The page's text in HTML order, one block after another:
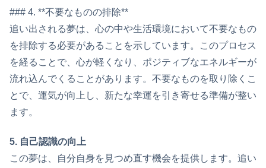
### 4. **不要なものの排除**
追い出される夢は、心の中や生活環境において不要なもの
を排除する必要があることを示しています。このプロセス
を経ることで、心が軽くなり、ポジティブなエネルギーが
流れ込んでくることがあります。不要なものを取り除くこ
とで、運気が向上し、新たな幸運を引き寄せる準備が整い
ます。
5. 自己認識の向上
この夢は、自分自身を見つめ直す機会を提供します。追い